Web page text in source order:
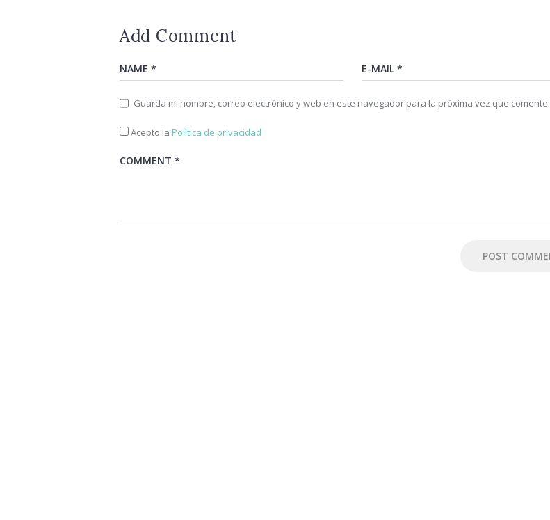
Add Comment
Guarda mi nombre, correo electrónico y web en este navegador para la próxima vez que comente.
Acepto la Política de privacidad